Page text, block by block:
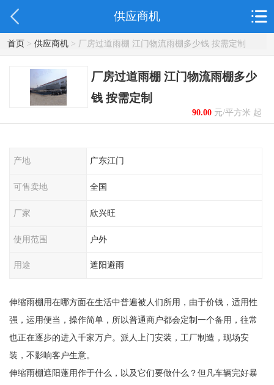
供应商机
首页> 供应商机> 厂房过道雨棚 江门物流雨棚多少钱 按需定制
厂房过道雨棚 江门物流雨棚多少
钱 按需定制
90.00元/平方米 起
产地 广东江门
可售卖地 全国
厂家 欣兴旺
使用范围 户外
用途 遮阳避雨
伸缩雨棚用在哪方面在生活中普遍被人们所用，由于价钱，适用性
强，运用便当，操作简单，所以普通商户都会定制一个备用，往常
也正在逐步的进入千家万户。派人上门安装，工厂制造，现场安
装，不影响客户生意。
伸缩雨棚遮阳蓬用作于什么，以及它们要做什么？但凡车辆完好暴